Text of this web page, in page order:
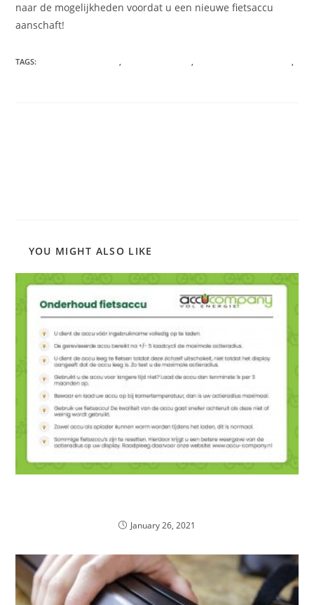
naar de mogelijkheden voordat u een nieuwe fietsaccu
aanschaft!
TAGS: FIETSACCU REPARATIE, FIETSACCU REVISIE, OPLAADPLUG EBIKE ACCU,
YOU MIGHT ALSO LIKE
January 26, 2021